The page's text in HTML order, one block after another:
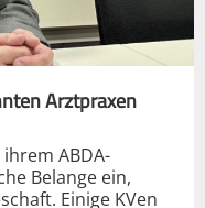
Arztpraxen
ABDA-
Belange ein,
Einige KVen